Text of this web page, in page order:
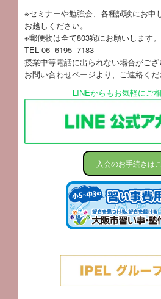
※セミナーや勉強会、各種試験にお申
お越しください。
※郵便物は全て803宛にお願いします。
TEL 06−6195−7183
授業中等電話に出られない場合がござ
お問い合わせページより、ご連絡く
LINEからもお気軽にご
入会のお手続きは